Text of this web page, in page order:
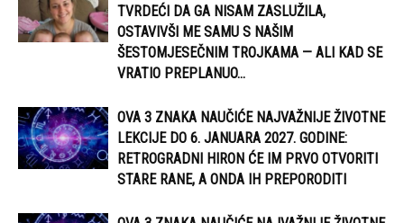
TVRDEĆI DA GA NISAM ZASLUŽILA,
OSTAVIVŠI ME SAMU S NAŠIM
ŠESTOMJESEČNIM TROJKAMA — ALI KAD SE
VRATIO PREPLANUO...
OVA 3 ZNAKA NAUČIĆE NAJVAŽNIJE ŽIVOTNE
LEKCIJE DO 6. JANUARA 2027. GODINE:
RETROGRADNI HIRON ĆE IM PRVO OTVORITI
STARE RANE, A ONDA IH PREPORODITI